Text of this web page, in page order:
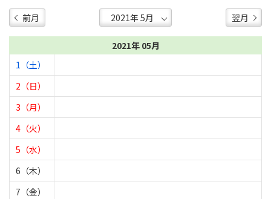
前月 翌月
2021年 05月
1（土）
2（日）
3（月）
4（火）
5（水）
6（木）
7（金）